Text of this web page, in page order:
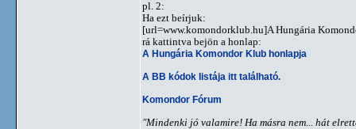
pl. 2:
Ha ezt beírjuk:
[url=www.komondorklub.hu]A Hungária
rá kattintva bejön a honlap:
A Hungária Komondor Klub honlapja
A BB kódok listája itt található.
Komondor Fórum
"Mindenki jó valamire! Ha másra nem... hát